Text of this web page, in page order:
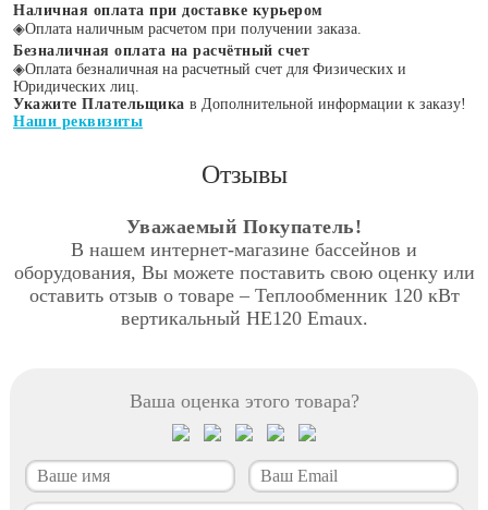
Наличная оплата при доставке курьером
◈Оплата наличным расчетом при получении заказа.
Безналичная оплата на расчётный счет
◈Оплата безналичная на расчетный счет для Физических и
Юридических лиц.
Укажите Плательщика в Дополнительной информации к заказу!
Наши реквизиты
Отзывы
Уважаемый Покупатель!
В нашем интернет-магазине бассейнов и
оборудования, Вы можете поставить свою оценку или
оставить отзыв о товаре – Теплообменник 120 кВт
вертикальный HE120 Emaux.
Ваша оценка этого товара?